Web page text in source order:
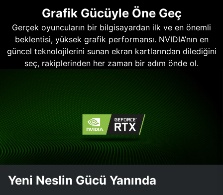
Grafik Gücüyle Öne Geç
Gerçek oyuncuların bir bilgisayardan ilk ve en önemli
beklentisi, yüksek grafik performansı. NVIDIA’nın en
güncel teknolojilerini sunan ekran kartlarından dilediğini
seç, rakiplerinden her zaman bir adım önde ol.
Yeni Neslin Gücü Yanında